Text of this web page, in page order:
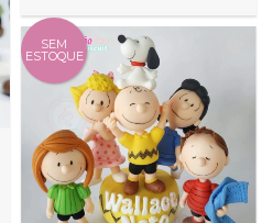
SEM
ESTOQUE